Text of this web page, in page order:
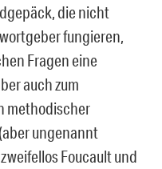
die nicht
fungieren,
Fragen eine
auch zum
methodischer
ungenannt
Foucault und